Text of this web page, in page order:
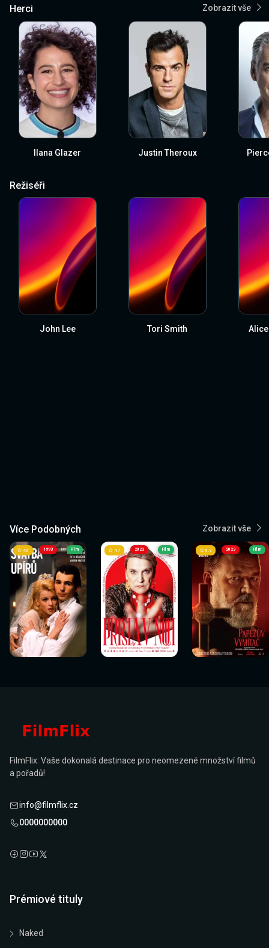
Herci Zobrazit vše
Ilana Glazer Justin Theroux
Režiséři
John Lee Tori Smith
Více Podobných Zobrazit vše
1993
Sledovat
nyní
4.6 Film
Sledovat
nyní
2023
Sledovat
nyní
4.7 Film
Sledovat
nyní
2023
Sledovat
nyní
6.9 Film
Sledovat
nyní
FilmFlix: Vaše dokonalá destinace pro neomezené množství filmů
a pořadů!
info@filmflix.cz
0000000000
Prémiové tituly
Naked